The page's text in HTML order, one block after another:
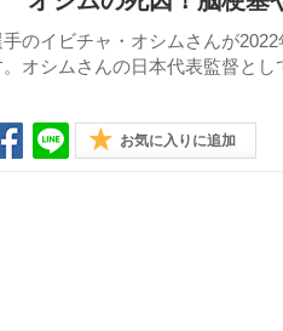
のイビチャ・オシムさんが
オシムさんの日本代表監督と
お気に入りに追加